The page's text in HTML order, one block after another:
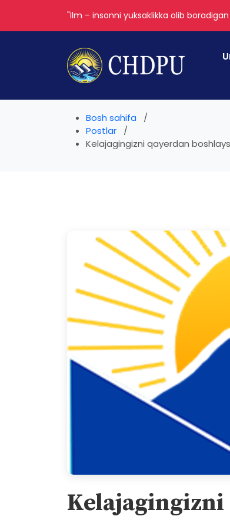
"Ilm – insonni yuksaklikka olib
Bosh sahifa
Postlar
Kelajagingizni qayerdan
Kelajagingizni